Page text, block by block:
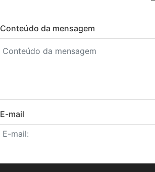
Conteúdo da mensagem
E-mail